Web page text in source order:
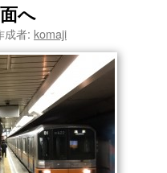
へ
成者: komaji